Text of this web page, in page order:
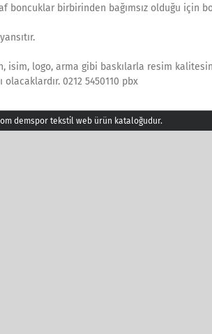
boncuklar birbirinden bağımsız olduğu
isim, logo, arma gibi baskılarla resim
0212 5450110 pbx
demspor tekstil web ürün kataloğudur.